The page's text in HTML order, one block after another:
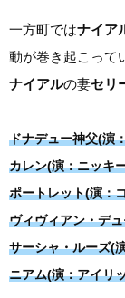
一方町ではナイア
動が巻き起こって
ナイアルの妻セリ
ドナデュー神父(演
カレン(演：ニッキ
ポートレット(演：
ヴィヴィアン・デ
サーシャ・ルーズ(
ニアム(演：アイリ